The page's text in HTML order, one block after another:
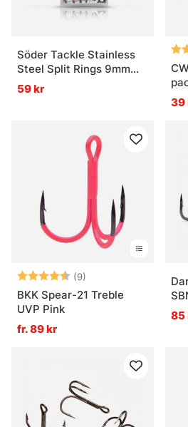
Söder Tackle Stainless
Steel Split Rings 9mm
(20-pack)
59 kr
39
Betyg: (9)
4.8 utav 5 stjärnor
BKK Spear-21 Treble
UVP Pink
fr. 89 kr
85